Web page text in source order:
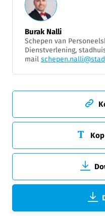
Burak Nalli
Schepen van
Dienstverlening,
mail